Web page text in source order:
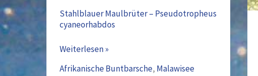
Stahlblauer Maulbrüter – Pseudotropheus
cyaneorhabdos
Weiterlesen »
Afrikanische Buntbarsche, Malawisee